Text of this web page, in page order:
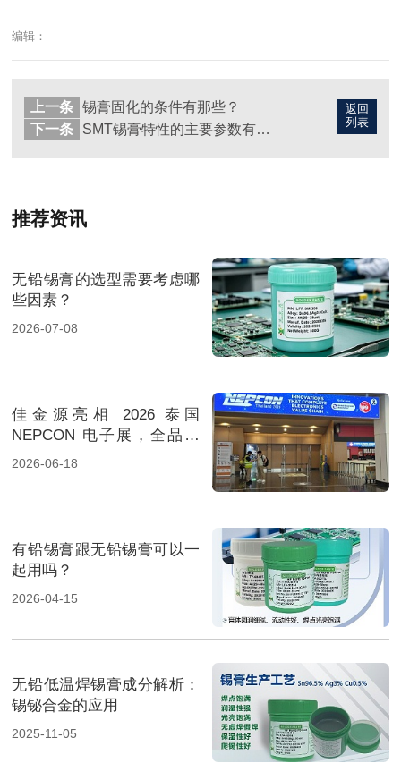
编辑：
返回
列表
上一条
锡膏固化的条件有那些？
下一条
SMT锡膏特性的主要参数有哪些？
推荐资讯
无铅锡膏的选型需要考虑哪
些因素？
2026-07-08
佳金源亮相 2026 泰国
NEPCON 电子展，全品类
焊料重磅展出，高性能锡膏
2026-06-18
有铅锡膏跟无铅锡膏可以一
起用吗？
2026-04-15
无铅低温焊锡膏成分解析：
锡铋合金的应用
2025-11-05